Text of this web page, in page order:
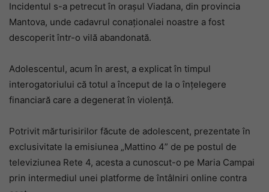
Incidentul s-a petrecut în orașul Viadana, din provincia
Mantova, unde cadavrul conaționalei noastre a fost
descoperit într-o vilă abandonată.
Adolescentul, acum în arest, a explicat în timpul
interogatoriului că totul a început de la o înțelegere
financiară care a degenerat în violență.
Potrivit mărturisirilor făcute de adolescent, prezentate în
exclusivitate la emisiunea „Mattino 4” de pe postul de
televiziunea Rete 4, acesta a cunoscut-o pe Maria Campai
prin intermediul unei platforme de întâlniri online contra